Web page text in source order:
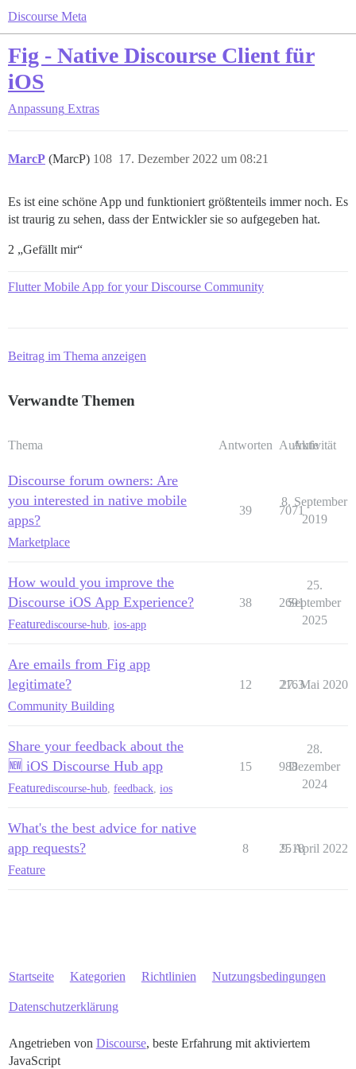
Discourse Meta
Fig - Native Discourse Client für
iOS
Anpassung Extras
MarcP (MarcP) 17. Dezember 2022 um 08:21
108
Es ist eine schöne App und funktioniert größtenteils immer noch. Es
ist traurig zu sehen, dass der Entwickler sie so aufgegeben hat.
2 „Gefällt mir“
Flutter Mobile App for your Discourse Community
Beitrag im Thema anzeigen
Verwandte Themen
Thema Antworten Aufrufe
Aktivität
Discourse forum owners: Are
you interested in native mobile
apps?
Marketplace
39 7071
8. September
2019
How would you improve the
Discourse iOS App Experience?
Featurediscourse-hub ios-app
38 2691
25.
September
2025
Are emails from Fig app
legitimate?
Community Building
12 2163
27. Mai 2020
Share your feedback about the
🆕 iOS Discourse Hub app
Featurediscourse-hub feedback ios
15 988
28.
Dezember
2024
What's the best advice for native
app requests?
Feature
8 2518
9. April 2022
Startseite Kategorien Richtlinien Nutzungsbedingungen
Datenschutzerklärung
Angetrieben von Discourse, beste Erfahrung mit aktiviertem
JavaScript